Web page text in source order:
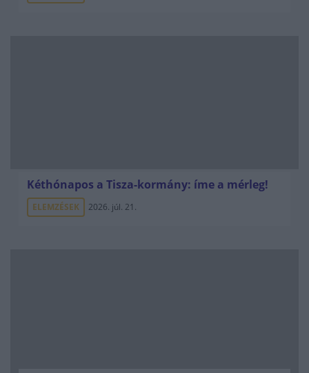
Kéthónapos a Tisza-kormány: íme a mérleg!
ELEMZÉSEK 2026. júl. 21.